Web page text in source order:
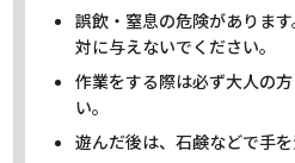
誤飲・窒息の危険がありま
対に与えないでください。
作業をする際は必ず大人の
い。
遊んだ後は、石鹸などで手を